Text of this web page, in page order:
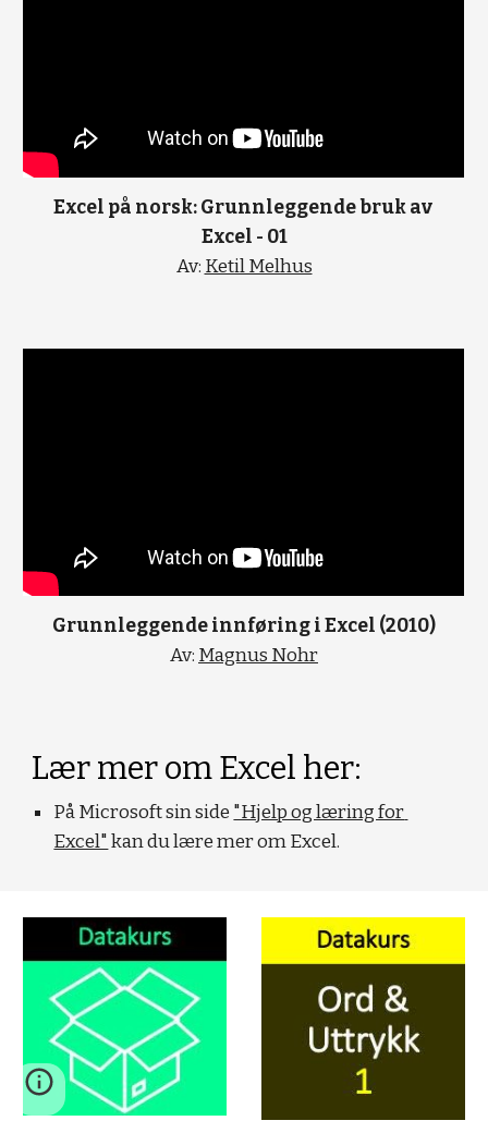
Excel på norsk: Grunnleggende bruk av
Excel - 01
Av: Ketil Melhus
Grunnleggende innføring i Excel (2010)
Av: Magnus Nohr
Lær mer om Excel her:
På Microsoft sin side "Hjelp og læring for
Excel" kan du lære mer om Excel.